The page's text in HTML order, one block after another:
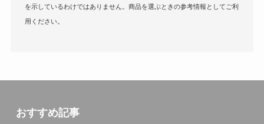
を示しているわけではありません。商品を選ぶときの参考情報としてご利
用ください。
おすすめ記事